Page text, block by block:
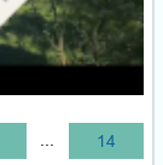
14